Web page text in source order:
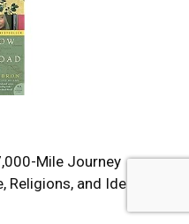
Mile Journey
and Ideas